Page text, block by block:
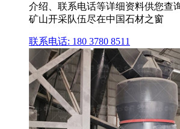
介绍、联系电话等详细资料供您查
矿山开采队伍尽在中国石材之窗
联系电话: 180 3780 8511